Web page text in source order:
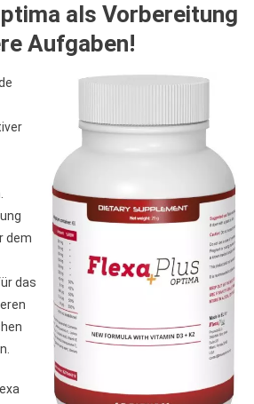
als Vorbereitung
Aufgaben!
dem
das